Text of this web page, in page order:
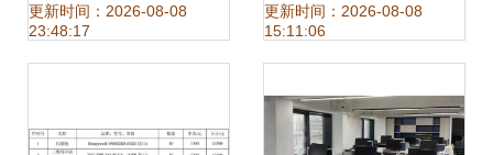
通讯设备一站式解
更新时间：2026-08-08
23:48:17
通讯设备解决方案
更新时间：2026-08-08
15:11:06